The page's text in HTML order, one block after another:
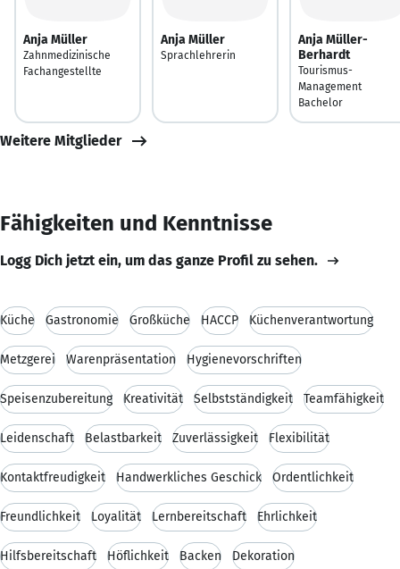
Anja Müller
Zahnmedizinische
Fachangestellte
Anja Müller
Sprachlehrerin
Anja Müller-
Berhardt
Tourismus-
Management
Bachelor
Weitere Mitglieder
Fähigkeiten und Kenntnisse
Logg Dich jetzt ein, um das ganze Profil zu sehen.
Küche Gastronomie Großküche HACCP Küchenverantwortung
Metzgerei Warenpräsentation Hygienevorschriften
Speisenzubereitung Kreativität Selbstständigkeit Teamfähigkeit
Leidenschaft Belastbarkeit Zuverlässigkeit Flexibilität
Kontaktfreudigkeit Handwerkliches Geschick Ordentlichkeit
Freundlichkeit Loyalität Lernbereitschaft Ehrlichkeit
Hilfsbereitschaft Höflichkeit Backen Dekoration